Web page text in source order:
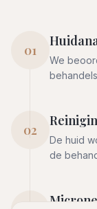
01
We
02
De huid
de